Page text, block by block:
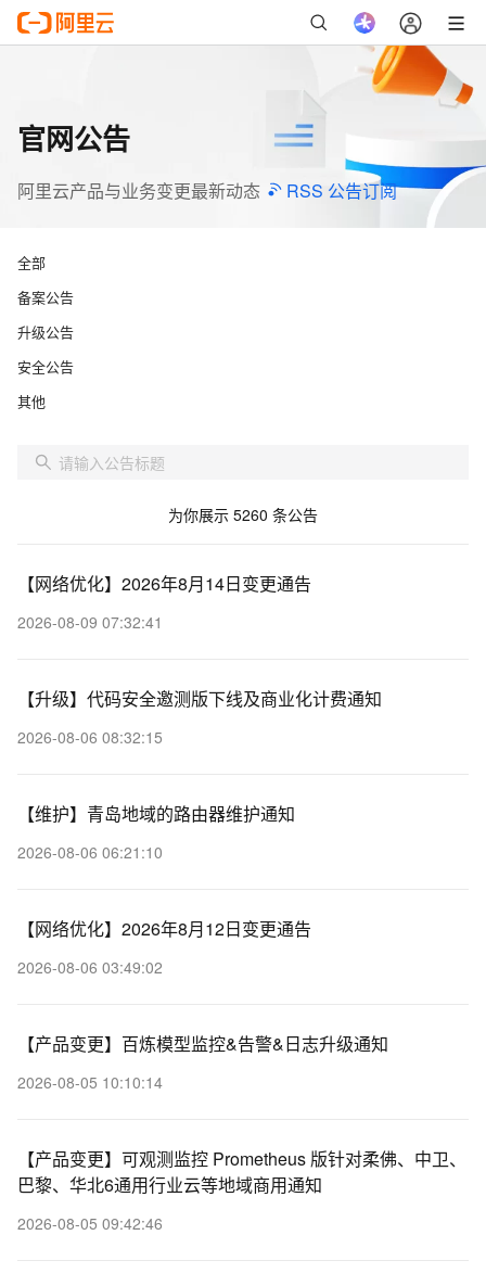
官网公告
阿里云产品与业务变更最新动态 RSS 公告订阅
全部
备案公告
升级公告
安全公告
其他
为你展示 5260 条公告
【网络优化】2026年8月14日变更通告
2026-08-09 07:32:41
【升级】代码安全邀测版下线及商业化计费通知
2026-08-06 08:32:15
【维护】青岛地域的路由器维护通知
2026-08-06 06:21:10
【网络优化】2026年8月12日变更通告
2026-08-06 03:49:02
【产品变更】百炼模型监控&告警&日志升级通知
2026-08-05 10:10:14
【产品变更】可观测监控 Prometheus 版针对柔佛、中卫、
巴黎、华北6通用行业云等地域商用通知
2026-08-05 09:42:46